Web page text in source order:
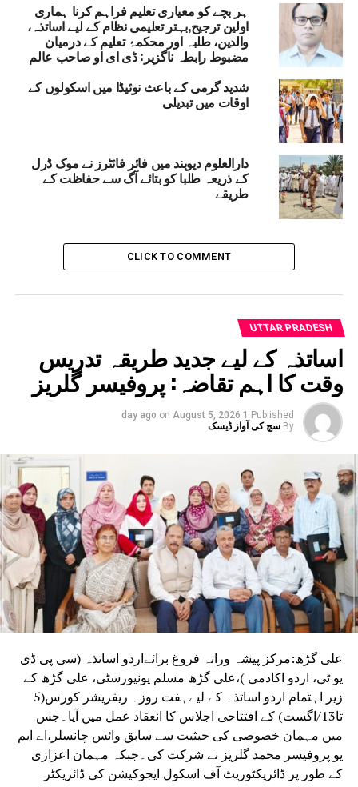
ہر بچے کو معیاری تعلیم فراہم کرنا ہماری
اولین ترجیح,بہتر تعلیمی نظام کے لیے اساتذہ،
والدین، طلبہ اور محکمۂ تعلیم کے درمیان
مضبوط رابطہ ناگزیر: ڈی ای او صاحب عالم
شدید گرمی کے باعث نوئیڈا میں اسکولوں کے
اوقات میں تبدیلی
دارالعلوم دیوبند میں فائر فائٹرز نے موک ڈرل
کے ذریعہ طلبا کو بتائے آگ سے حفاظت کے
طریقے
CLICK TO COMMENT
UTTAR PRADESH
اساتذہ کے لیے جدید طریقہ تدریس
وقت کا اہم تقاضہ: پروفیسر گلریز
Published
1 day ago
on August 5, 2026
By سچ کی آواز ڈیسک
علی گڑھ:مرکز پیشہ ورانہ فروغ برائےاردو اساتذہ (سی پی ڈی
یو ٹی، اردو اکادمی )،علی گڑھ مسلم یونیورسٹی، علی گڑھ کے
زیر اہتمام اردو اساتذہ کے لیےہفت روزہ ریفریشر کورس(5
تا13/اگست) کے افتتاحی اجلاس کا انعقاد عمل میں آیا۔جس
میں مہمان خصوصی کی حیثیت سے سابق وائس چانسلر،اے ایم
یو پروفیسر محمد گلریز نے شرکت کی۔جبکہ مہمان اعزازی
کے طور پر ڈائریکٹوریٹ آف اسکول ایجوکیشن کی ڈائریکٹر